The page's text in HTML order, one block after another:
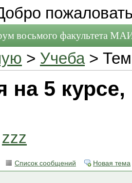
восьмого факультета
> Учеба>
на 5 курсе,
zzz
Список сообщений Новая тема